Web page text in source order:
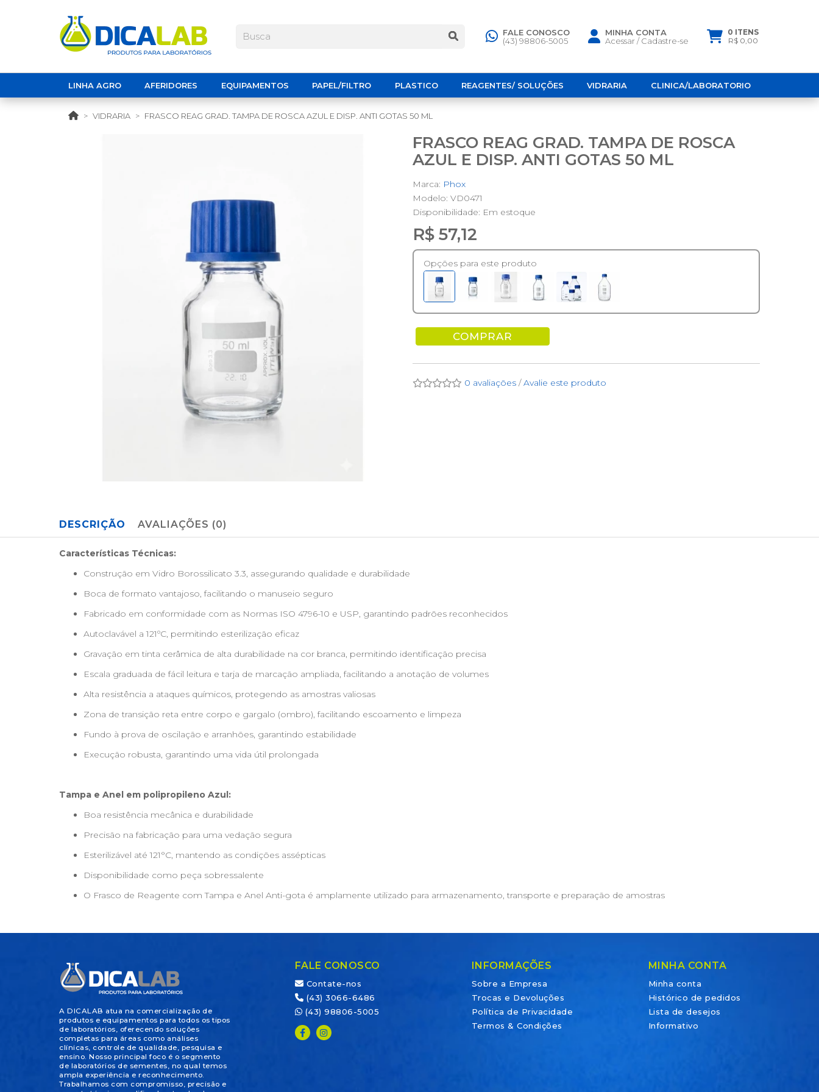
FALE CONOSCO
(43) 98806-5005
MINHA CONTA
Acessar/Cadastre-se
0 ITENS
R$ 0,00
LINHA AGRO AFERIDORES EQUIPAMENTOS PAPEL/FILTRO PLASTICO REAGENTES/ SOLUÇÕES VIDRARIA CLINICA/LABORATORIO
VIDRARIA FRASCO REAG GRAD. TAMPA DE ROSCA AZUL E DISP. ANTI GOTAS 50 ML
FRASCO REAG GRAD. TAMPA DE ROSCA
AZUL E DISP. ANTI GOTAS 50 ML
Marca: Phox
Modelo: VD0471
Disponibilidade: Em estoque
R$ 57,12
Opções para este produto
COMPRAR
0 avaliações /Avalie este produto
DESCRIÇÃO AVALIAÇÕES (0)
Características Técnicas:
Construção em Vidro Borossilicato 3.3, assegurando qualidade e durabilidade
Boca de formato vantajoso, facilitando o manuseio seguro
Fabricado em conformidade com as Normas ISO 4796-10 e USP, garantindo padrões reconhecidos
Autoclavável a 121ºC, permitindo esterilização eficaz
Gravação em tinta cerâmica de alta durabilidade na cor branca, permitindo identificação precisa
Escala graduada de fácil leitura e tarja de marcação ampliada, facilitando a anotação de volumes
Alta resistência a ataques químicos, protegendo as amostras valiosas
Zona de transição reta entre corpo e gargalo (ombro), facilitando escoamento e limpeza
Fundo à prova de oscilação e arranhões, garantindo estabilidade
Execução robusta, garantindo uma vida útil prolongada
Tampa e Anel em polipropileno Azul:
Boa resistência mecânica e durabilidade
Precisão na fabricação para uma vedação segura
Esterilizável até 121°C, mantendo as condições assépticas
Disponibilidade como peça sobressalente
O Frasco de Reagente com Tampa e Anel Anti-gota é amplamente utilizado para armazenamento, transporte e preparação de amostras
A DICALAB atua na comercialização de
produtos e equipamentos para todos os tipos
de laboratórios, oferecendo soluções
completas para áreas como análises
clínicas, controle de qualidade, pesquisa e
ensino. Nosso principal foco é o segmento
de laboratórios de sementes, no qual temos
ampla experiência e reconhecimento.
Trabalhamos com compromisso, precisão e
FALE CONOSCO
Contate-nos
(43) 3066-6486
(43) 98806-5005
INFORMAÇÕES
Sobre a Empresa
Trocas e Devoluções
Política de Privacidade
Termos & Condições
MINHA CONTA
Minha conta
Histórico de pedidos
Lista de desejos
Informativo